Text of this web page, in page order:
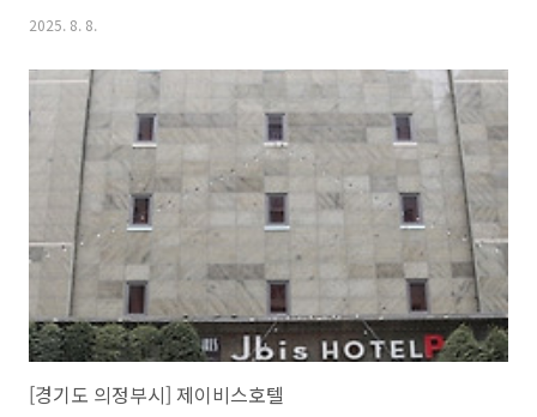
서비스를 무료로 제공한다. 3PC 룸도 있어 게임을 할 수 있다. 1층 로비
도 가능하다. 보드게임은 추가 비용 없이 대여 서비스를 한다. 주차장은
실외와 지하에 있다.지하철 1호선 의정부역 3번 출구에서 150m 거리에
있으며 인근에는 의류 쇼핑과 먹거리, 볼거리, 놀거리가 다양한 의정부
로데오거리가 있으며 의정부아트캠프가 있다. ※ 소개 정보 - 객실유형 :
스탠다드 / 디럭스 - 입실시간 : 18:00 - 퇴실시간..
2025. 8. 8.
[경기도 의정부시] 제이비스호텔